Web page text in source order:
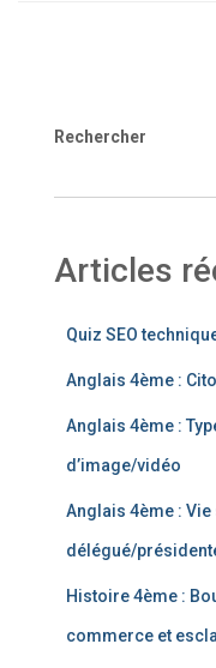
Rechercher
Articles
Quiz SEO
Anglais 4ème :
Anglais 4ème :
d’image/vidéo
Anglais 4ème :
délégué/
Histoire 4ème :
commerce et